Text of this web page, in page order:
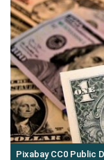
Pixabay CC0 Public